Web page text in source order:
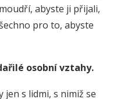
abyste ji přijali,
pro to, abyste
osobní vztahy.
jen s lidmi, s nimiž se